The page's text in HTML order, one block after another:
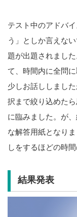
テスト中のアドバ
う」としか言えな
題が出題されまし
て、時間内に全問
少しお話ししまし
択まで絞り込めた
に臨みました。が
な解答用紙となり
しをするほどの時
結果発表